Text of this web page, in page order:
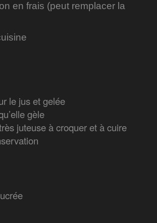
en frais (peut remplacer la
le jus et gelée
gèle
juteuse à croquer et à cuire